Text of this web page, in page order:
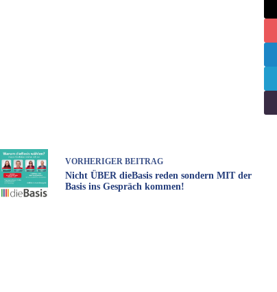
VORHERIGER BEITRAG
Nicht ÜBER dieBasis reden sondern MIT der
Basis ins Gespräch kommen!